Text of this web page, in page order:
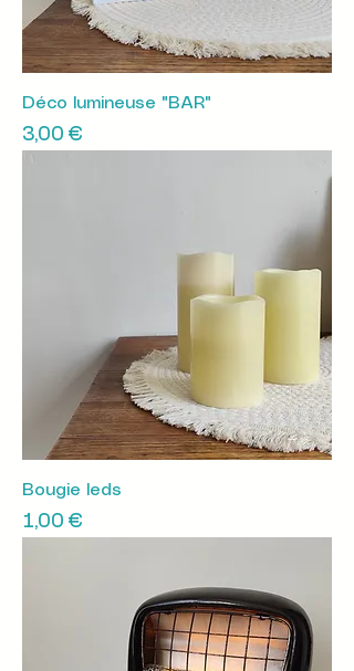
Déco lumineuse "BAR"
Prix
3,00 €
Bougie leds
Prix
1,00 €